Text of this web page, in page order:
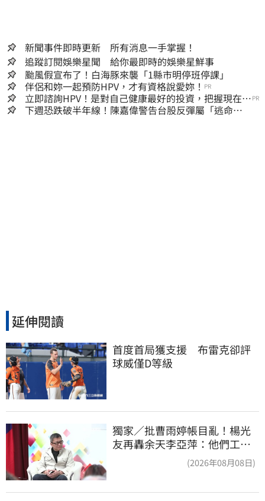
新聞事件即時更新 所有消息一手掌握！
追蹤訂閱娛樂星聞 給你最即時的娛樂星鮮事
颱風假宣布了！白海豚來襲「1縣市明停班停課」
伴侶和妳一起預防HPV，才有資格說愛妳！ PR
立即諮詢HPV！是對自己健康最好的投資，把握現在不
嫌晚！
PR
下週恐跌破半年線！陳嘉偉警告台股反彈屬「逃命
延伸閱讀
首度首局獲支援　布雷克卻評
球威僅D等級
獨家／批曹雨婷帳目亂！楊光
友再轟余天李亞萍：他們工會
(2026年08月08日)